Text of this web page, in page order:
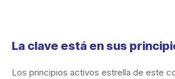
La clave está en sus
Los principios activos estrella de este